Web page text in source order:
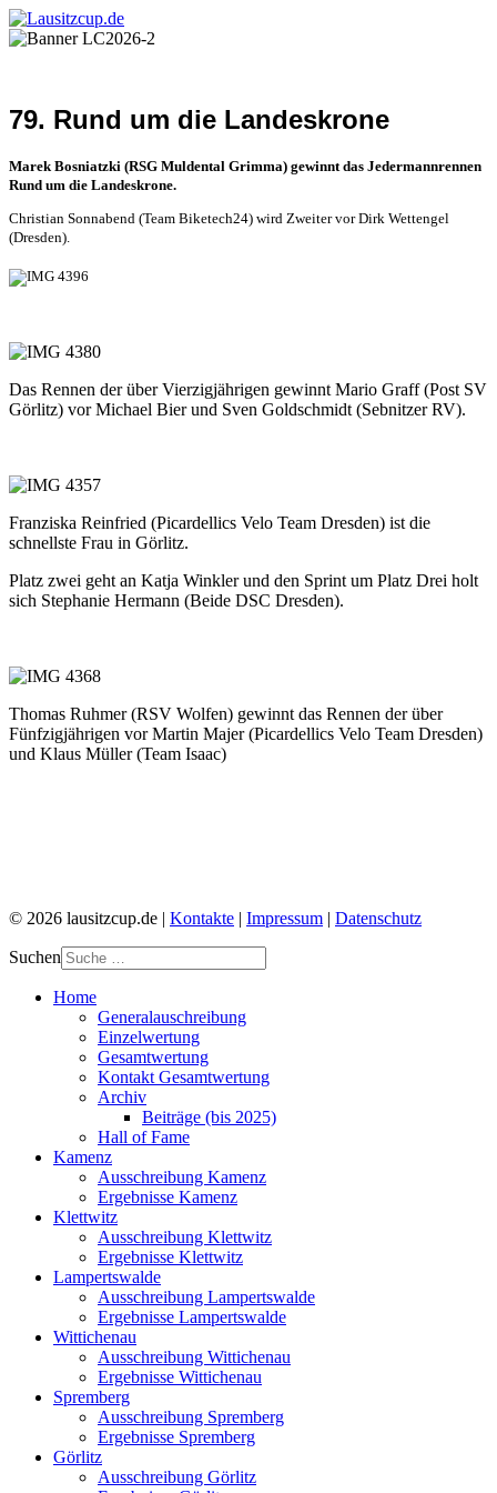
79. Rund um die Landeskrone
Marek Bosniatzki (RSG Muldental Grimma) gewinnt das Jedermannrennen
Rund um die Landeskrone.
Christian Sonnabend (Team Biketech24) wird Zweiter vor Dirk Wettengel
(Dresden).
Das Rennen der über Vierzigjährigen gewinnt Mario Graff (Post SV
Görlitz) vor Michael Bier und Sven Goldschmidt (Sebnitzer RV).
Franziska Reinfried (Picardellics Velo Team Dresden) ist die
schnellste Frau in Görlitz.
Platz zwei geht an Katja Winkler und den Sprint um Platz Drei holt
sich Stephanie Hermann (Beide DSC Dresden).
Thomas Ruhmer (RSV Wolfen) gewinnt das Rennen der über
Fünfzigjährigen vor Martin Majer (Picardellics Velo Team Dresden)
und Klaus Müller (Team Isaac)
© 2026 lausitzcup.de | Kontakte | Impressum | Datenschutz
Suchen
Home
Generalauschreibung
Einzelwertung
Gesamtwertung
Kontakt Gesamtwertung
Archiv
Beiträge (bis 2025)
Hall of Fame
Kamenz
Ausschreibung Kamenz
Ergebnisse Kamenz
Klettwitz
Ausschreibung Klettwitz
Ergebnisse Klettwitz
Lampertswalde
Ausschreibung Lampertswalde
Ergebnisse Lampertswalde
Wittichenau
Ausschreibung Wittichenau
Ergebnisse Wittichenau
Spremberg
Ausschreibung Spremberg
Ergebnisse Spremberg
Görlitz
Ausschreibung Görlitz